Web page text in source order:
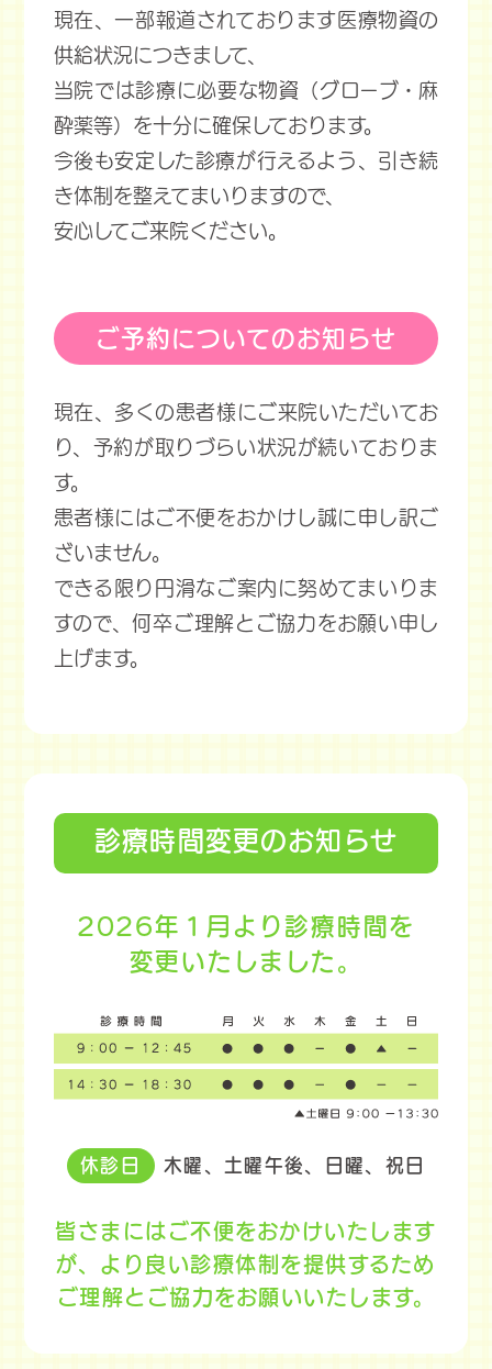
現在、一部報道されております医療物資の
供給状況につきまして、
当院では診療に必要な物資（グローブ・麻
酔薬等）を十分に確保しております。
今後も安定した診療が行えるよう、引き続
き体制を整えてまいりますので、
安心してご来院ください。
ご予約についてのお知らせ
現在、多くの患者様にご来院いただいてお
り、予約が取りづらい状況が続いておりま
す。
患者様にはご不便をおかけし誠に申し訳ご
ざいません。
できる限り円滑なご案内に努めてまいりま
すので、何卒ご理解とご協力をお願い申し
上げます。
診療時間変更のお知らせ
2026年１月より診療時間を
変更いたしました。
休診日 木曜、土曜午後、日曜、祝日
皆さまにはご不便をおかけいたします
が、 より良い診療体制を提供するため
ご理解とご協力をお願いいたします。